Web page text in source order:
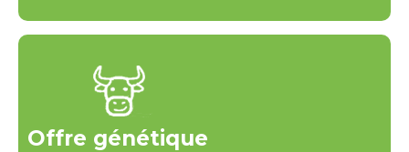
Offre génétique